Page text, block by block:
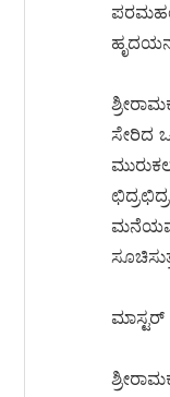
ಸೇರಿದ
ಮಾಸ್ಟರ್